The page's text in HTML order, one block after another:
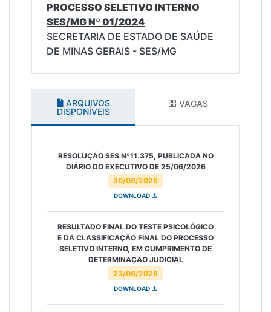
PROCESSO SELETIVO INTERNO
SES/MG Nº 01/2024
SECRETARIA DE ESTADO DE SAÚDE
DE MINAS GERAIS - SES/MG
ARQUIVOS
DISPONÍVEIS
VAGAS
30/06/2026
RESOLUÇÃO SES Nº11.375, PUBLICADA NO
DIÁRIO DO EXECUTIVO DE 25/06/2026
DOWNLOAD
23/06/2026
RESULTADO FINAL DO TESTE PSICOLÓGICO
E DA CLASSIFICAÇÃO FINAL DO PROCESSO
SELETIVO INTERNO, EM CUMPRIMENTO DE
DETERMINAÇÃO JUDICIAL
DOWNLOAD